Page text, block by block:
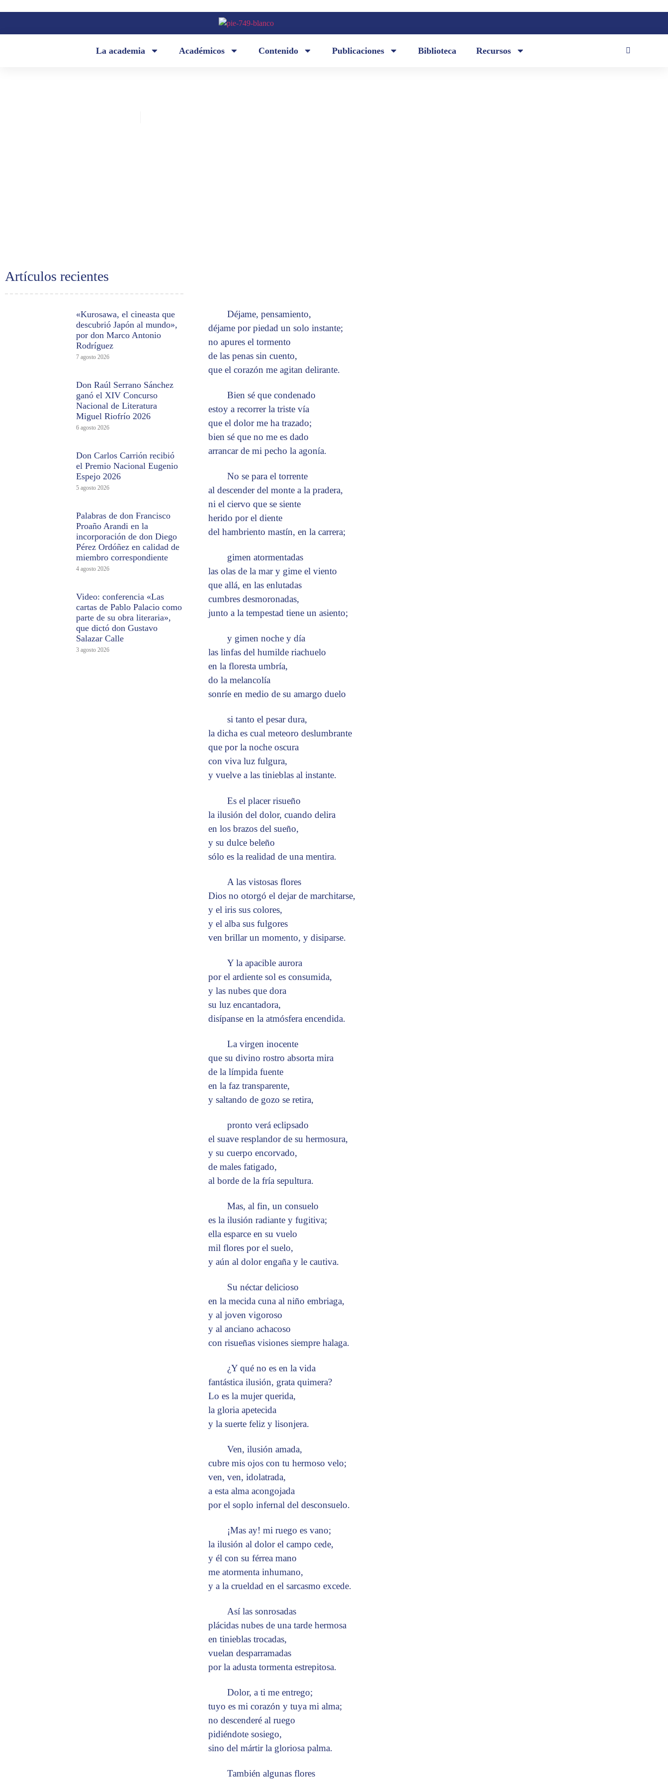
La academia Académicos Contenido Publicaciones Biblioteca Recursos
Artículos recientes
«Kurosawa, el cineasta que
descubrió Japón al mundo»,
por don Marco Antonio
Rodríguez
7 agosto 2026
Don Raúl Serrano Sánchez
ganó el XIV Concurso
Nacional de Literatura
Miguel Riofrío 2026
6 agosto 2026
Don Carlos Carrión recibió
el Premio Nacional Eugenio
Espejo 2026
5 agosto 2026
Palabras de don Francisco
Proaño Arandi en la
incorporación de don Diego
Pérez Ordóñez en calidad de
miembro correspondiente
4 agosto 2026
Video: conferencia «Las
cartas de Pablo Palacio como
parte de su obra literaria»,
que dictó don Gustavo
Salazar Calle
3 agosto 2026
Déjame, pensamiento,
déjame por piedad un solo instante;
no apures el tormento
de las penas sin cuento,
que el corazón me agitan delirante.
Bien sé que condenado
estoy a recorrer la triste vía
que el dolor me ha trazado;
bien sé que no me es dado
arrancar de mi pecho la agonía.
No se para el torrente
al descender del monte a la pradera,
ni el ciervo que se siente
herido por el diente
del hambriento mastín, en la carrera;
gimen atormentadas
las olas de la mar y gime el viento
que allá, en las enlutadas
cumbres desmoronadas,
junto a la tempestad tiene un asiento;
y gimen noche y día
las linfas del humilde riachuelo
en la floresta umbría,
do la melancolía
sonríe en medio de su amargo duelo
si tanto el pesar dura,
la dicha es cual meteoro deslumbrante
que por la noche oscura
con viva luz fulgura,
y vuelve a las tinieblas al instante.
Es el placer risueño
la ilusión del dolor, cuando delira
en los brazos del sueño,
y su dulce beleño
sólo es la realidad de una mentira.
A las vistosas flores
Dios no otorgó el dejar de marchitarse,
y el iris sus colores,
y el alba sus fulgores
ven brillar un momento, y disiparse.
Y la apacible aurora
por el ardiente sol es consumida,
y las nubes que dora
su luz encantadora,
disípanse en la atmósfera encendida.
La virgen inocente
que su divino rostro absorta mira
de la límpida fuente
en la faz transparente,
y saltando de gozo se retira,
pronto verá eclipsado
el suave resplandor de su hermosura,
y su cuerpo encorvado,
de males fatigado,
al borde de la fría sepultura.
Mas, al fin, un consuelo
es la ilusión radiante y fugitiva;
ella esparce en su vuelo
mil flores por el suelo,
y aún al dolor engaña y le cautiva.
Su néctar delicioso
en la mecida cuna al niño embriaga,
y al joven vigoroso
y al anciano achacoso
con risueñas visiones siempre halaga.
¿Y qué no es en la vida
fantástica ilusión, grata quimera?
Lo es la mujer querida,
la gloria apetecida
y la suerte feliz y lisonjera.
Ven, ilusión amada,
cubre mis ojos con tu hermoso velo;
ven, ven, idolatrada,
a esta alma acongojada
por el soplo infernal del desconsuelo.
¡Mas ay! mi ruego es vano;
la ilusión al dolor el campo cede,
y él con su férrea mano
me atormenta inhumano,
y a la crueldad en el sarcasmo excede.
Así las sonrosadas
plácidas nubes de una tarde hermosa
en tinieblas trocadas,
vuelan desparramadas
por la adusta tormenta estrepitosa.
Dolor, a ti me entrego;
tuyo es mi corazón y tuya mi alma;
no descenderé al ruego
pidiéndote sosiego,
sino del mártir la gloriosa palma.
También algunas flores